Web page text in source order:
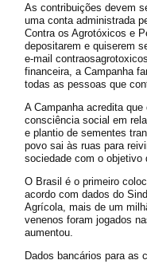
As contribuições devem
uma conta administrada
Contra os Agrotóxicos e
depositarem e quiserem
e-mail
financeira, a Campanha
todas as pessoas que
A Campanha acredita
consciência social em
e plantio de sementes
povo sai às ruas para
sociedade com o objetivo
O Brasil é o primeiro
acordo com dados do
Agrícola, mais de um
venenos foram jogados
aumentou.
Dados bancários para as